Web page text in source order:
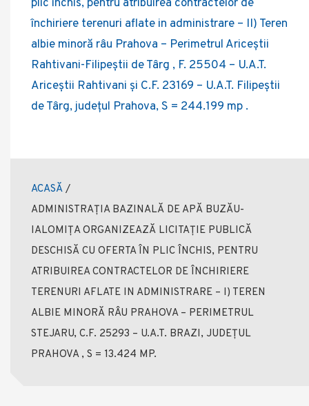
plic închis, pentru atribuirea contractelor de
închiriere terenuri aflate in administrare – II) Teren
albie minoră râu Prahova – Perimetrul Ariceștii
Rahtivani-Filipeștii de Târg , F. 25504 – U.A.T.
Ariceștii Rahtivani și C.F. 23169 – U.A.T. Filipeștii
de Târg, județul Prahova, S = 244.199 mp .
ACASĂ /
ADMINISTRAȚIA BAZINALĂ DE APĂ BUZĂU-
IALOMIȚA ORGANIZEAZĂ LICITAȚIE PUBLICĂ
DESCHISĂ CU OFERTA ÎN PLIC ÎNCHIS, PENTRU
ATRIBUIREA CONTRACTELOR DE ÎNCHIRIERE
TERENURI AFLATE IN ADMINISTRARE – I) TEREN
ALBIE MINORĂ RÂU PRAHOVA – PERIMETRUL
STEJARU, C.F. 25293 – U.A.T. BRAZI, JUDEȚUL
PRAHOVA , S = 13.424 MP.